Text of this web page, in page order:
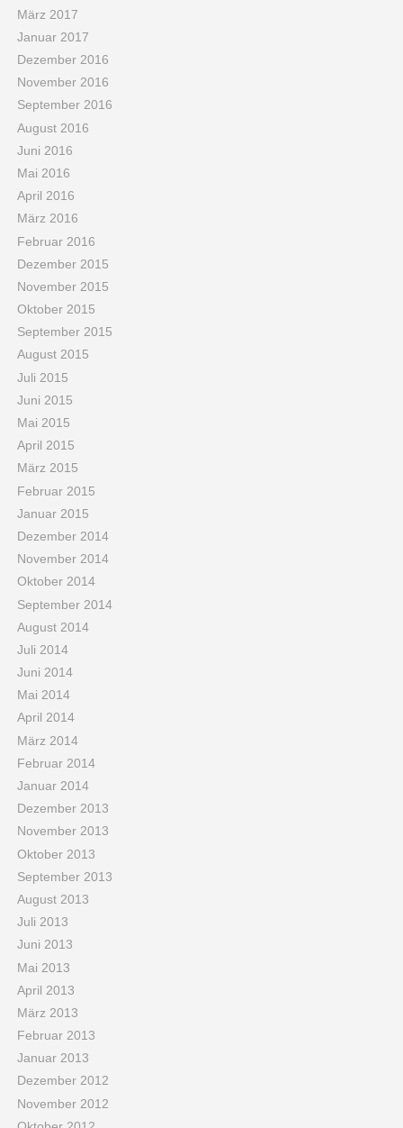
März 2017
Januar 2017
Dezember 2016
November 2016
September 2016
August 2016
Juni 2016
Mai 2016
April 2016
März 2016
Februar 2016
Dezember 2015
November 2015
Oktober 2015
September 2015
August 2015
Juli 2015
Juni 2015
Mai 2015
April 2015
März 2015
Februar 2015
Januar 2015
Dezember 2014
November 2014
Oktober 2014
September 2014
August 2014
Juli 2014
Juni 2014
Mai 2014
April 2014
März 2014
Februar 2014
Januar 2014
Dezember 2013
November 2013
Oktober 2013
September 2013
August 2013
Juli 2013
Juni 2013
Mai 2013
April 2013
März 2013
Februar 2013
Januar 2013
Dezember 2012
November 2012